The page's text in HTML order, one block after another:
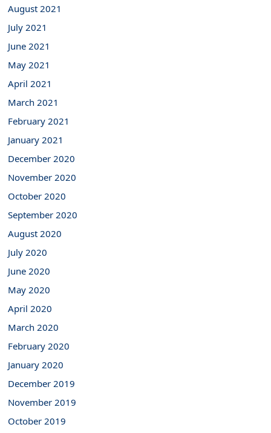
August 2021
July 2021
June 2021
May 2021
April 2021
March 2021
February 2021
January 2021
December 2020
November 2020
October 2020
September 2020
August 2020
July 2020
June 2020
May 2020
April 2020
March 2020
February 2020
January 2020
December 2019
November 2019
October 2019